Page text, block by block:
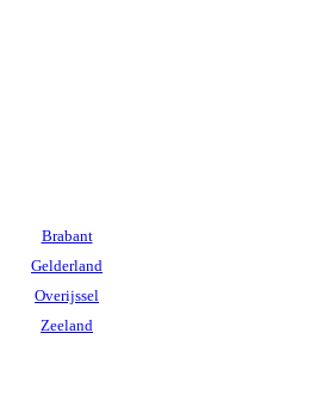
Brabant
Gelderland
Overijssel
Zeeland